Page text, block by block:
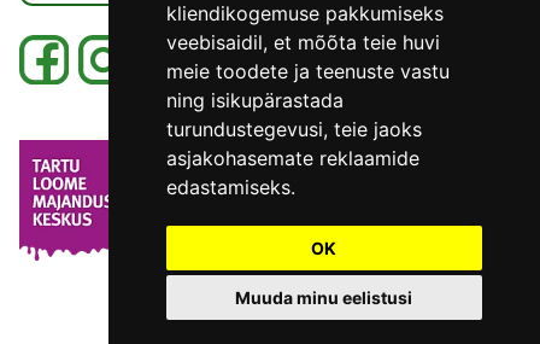
kliendikogemuse pakkumiseks
veebisaidil, et mõõta teie huvi
meie toodete ja teenuste vastu
ning isikupärastada
turundustegevusi, teie jaoks
asjakohasemate reklaamide
edastamiseks.
OK
Muuda minu eelistusi